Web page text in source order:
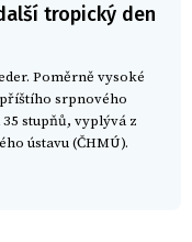
tropický den
Poměrně vysoké
srpnového
stupňů, vyplývá z
ústavu (ČHMÚ).